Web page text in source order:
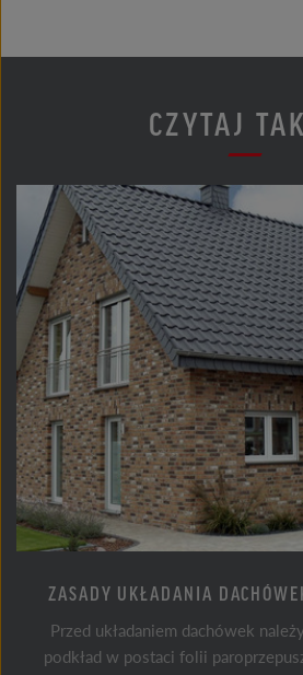
CZYTAJ
ZASADY UKŁADANIA
Przed układaniem dachówek
podkład w postaci folii